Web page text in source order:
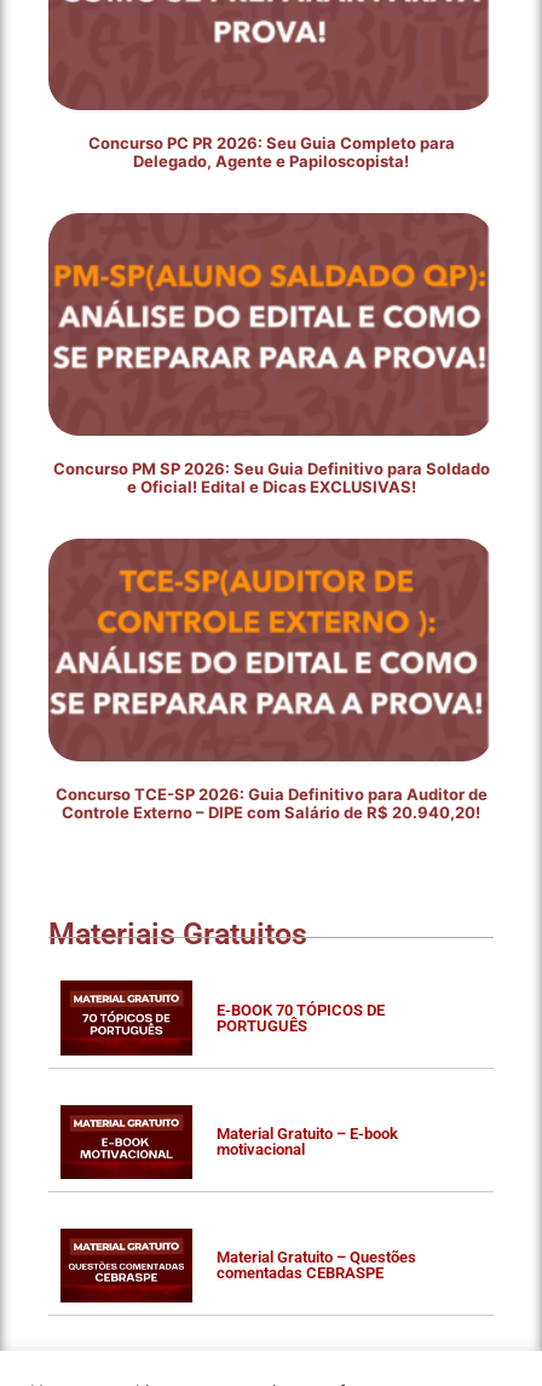
Concurso PC PR 2026: Seu Guia Completo para
Delegado, Agente e Papiloscopista!
Concurso PM SP 2026: Seu Guia Definitivo para Soldado
e Oficial! Edital e Dicas EXCLUSIVAS!
Concurso TCE-SP 2026: Guia Definitivo para Auditor de
Controle Externo – DIPE com Salário de R$ 20.940,20!
Materiais Gratuitos
E-BOOK 70 TÓPICOS DE
PORTUGUÊS
Material Gratuito – E-book
motivacional
Material Gratuito – Questões
comentadas CEBRASPE